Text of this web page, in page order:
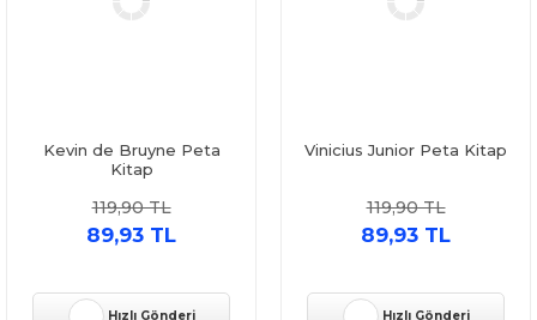
Kevin de Bruyne Peta
Kitap
119,90 TL
89,93 TL
Hızlı Gönderi
Vinicius Junior Peta Kitap
119,90 TL
89,93 TL
Hızlı Gönderi